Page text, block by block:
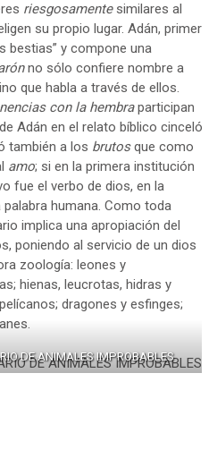
riesgosamentesimilares al
su propio lugar. Adán, primer
bestias” y compone una
no sólo confiere nombre a
que habla a través de ellos.
con la hembraparticipan
Adán en el relato bíblico cinceló
también a los brutosque como
amo; si en la primera institución
fue el verbo de dios, en la
humana. Como toda
implica una apropiación del
poniendo al servicio de un dios
zoología: leones y
hienas, leucrotas, hidras y
dragones y esfinges;
DE ANIMALES IMPROBABLES